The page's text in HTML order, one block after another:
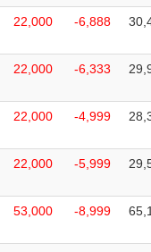
22,000 -6,888
22,000 -6,333
22,000 -4,999
22,000 -5,999
53,000 -8,999